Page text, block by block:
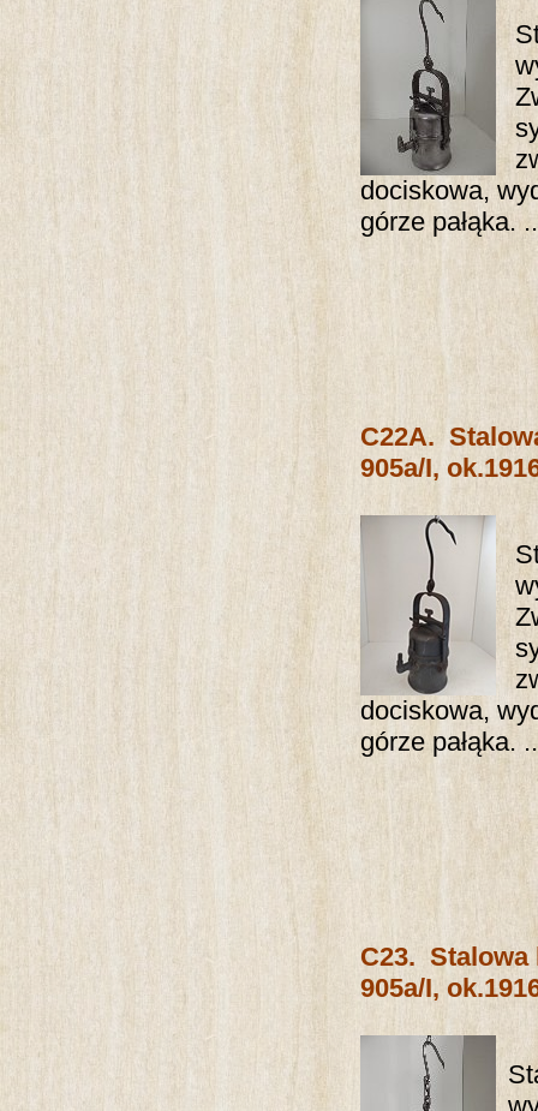
dociskowa,
górze pałąka.
C22A.
905a/I,
dociskowa,
górze pałąka.
C23. Stalowa
905a/I,